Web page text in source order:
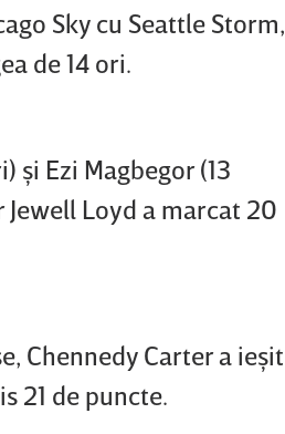
Sky cu Seattle Storm,
de 14 ori.
şi Ezi Magbegor (13
Loyd a marcat 20
Chennedy Carter a ieşit
21 de puncte.